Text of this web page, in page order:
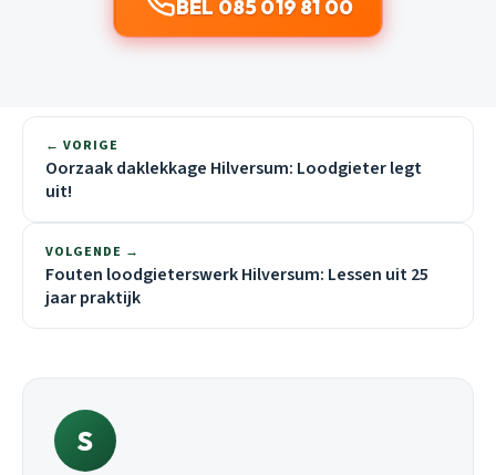
BEL 085 019 81 00
← VORIGE
Oorzaak daklekkage Hilversum: Loodgieter legt
uit!
VOLGENDE →
Fouten loodgieterswerk Hilversum: Lessen uit 25
jaar praktijk
S